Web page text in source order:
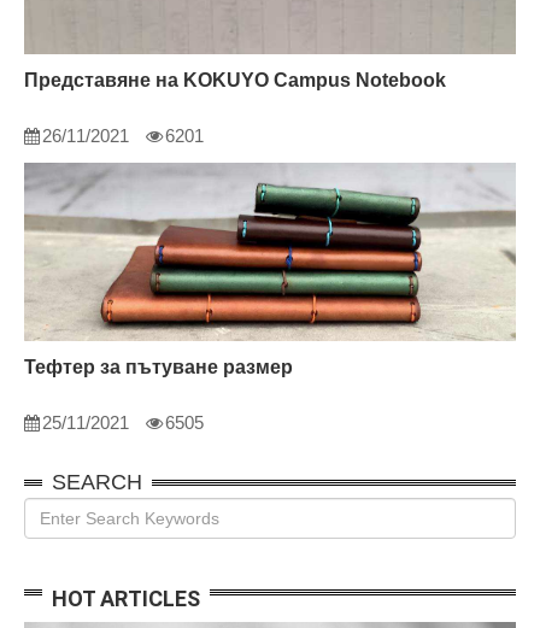
Представяне на KOKUYO Campus Notebook
26/11/2021 6201
Тефтер за пътуване размер
25/11/2021 6505
SEARCH
HOT ARTICLES